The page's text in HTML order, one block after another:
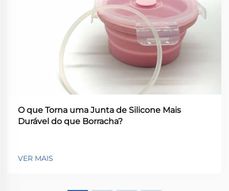
O que Torna uma Junta de Silicone Mais
Durável do que Borracha?
VER MAIS